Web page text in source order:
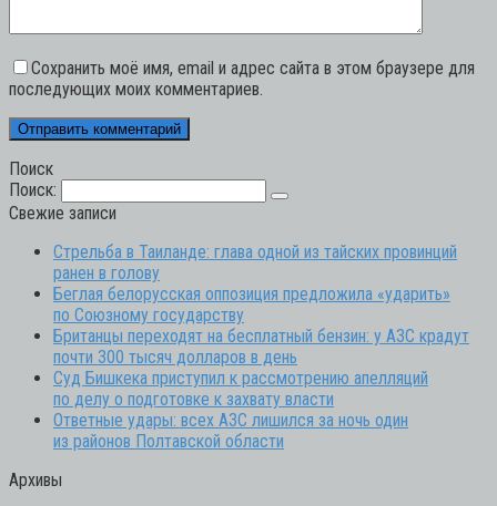
Сохранить моё имя, email и адрес сайта в этом браузере для
последующих моих комментариев.
Поиск
Поиск:
Свежие записи
Стрельба в Таиланде: глава одной из тайских провинций
ранен в голову
Беглая белорусская оппозиция предложила «ударить»
по Союзному государству
Британцы переходят на бесплатный бензин: у АЗС крадут
почти 300 тысяч долларов в день
Суд Бишкека приступил к рассмотрению апелляций
по делу о подготовке к захвату власти
Ответные удары: всех АЗС лишился за ночь один
из районов Полтавской области
Архивы